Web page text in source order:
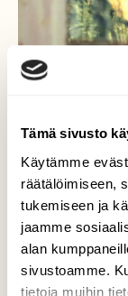
Tämä sivusto
Käytämme
räätälöimiseen,
tukemiseen ja
jaamme
alan
sivustoamme.
tietoja muihin